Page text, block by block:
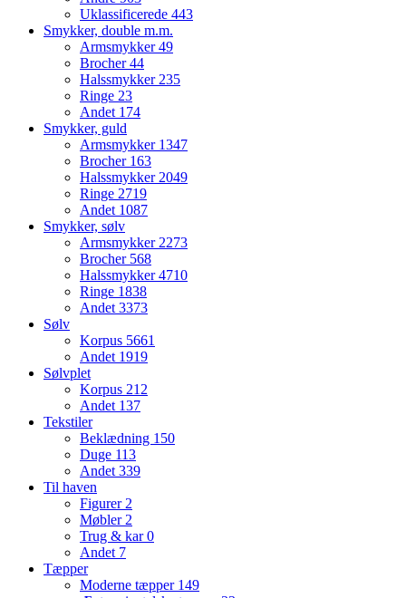
Uklassificerede 443
Smykker, double m.m.
Armsmykker49
Brocher44
Halssmykker235
Ringe 23
Andet 174
Smykker, guld
Armsmykker 1347
Brocher 163
Halssmykker2049
Ringe 2719
Andet 1087
Smykker, sølv
Armsmykker2273
Brocher 568
Halssmykker4710
Ringe 1838
Andet3373
Sølv
Korpus 5661
Andet 1919
Sølvplet
Korpus 212
Andet 137
Tekstiler
Beklædning 150
Duge 113
Andet339
Til haven
Figurer2
Møbler2
Trug & kar0
Andet 7
Tæpper
Moderne tæpper 149